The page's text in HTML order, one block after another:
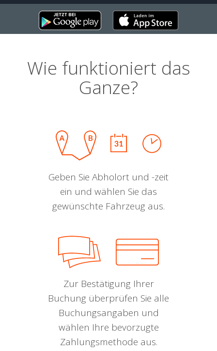
Wie funktioniert das
Ganze?
Geben Sie Abholort und -zeit
ein und wählen Sie das
gewünschte Fahrzeug aus.
Zur Bestätigung Ihrer
Buchung überprüfen Sie alle
Buchungsangaben und
wählen Ihre bevorzugte
Zahlungsmethode aus.